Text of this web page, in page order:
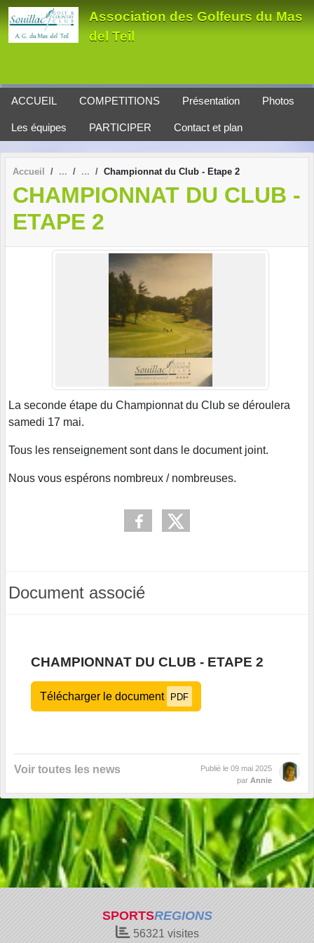
Association des Golfeurs du Mas
del Teil
ACCUEIL COMPETITIONS Présentation Photos
Les équipes PARTICIPER Contact et plan
Accueil Championnat du Club - Etape 2
CHAMPIONNAT DU CLUB -
ETAPE 2
La seconde étape du Championnat du Club se déroulera
samedi 17 mai.
Tous les renseignement sont dans le document joint.
Nous vous espérons nombreux / nombreuses.
Document associé
CHAMPIONNAT DU CLUB - ETAPE 2
Télécharger le document PDF
Voir toutes les news Publié le 09 mai 2025
par Annie
SPORTSREGIONS
56321 visites
Panneau de gestion des cookies